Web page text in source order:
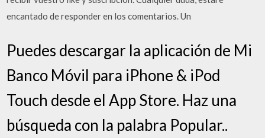
encantado de responder en los comentarios. Un
Puedes descargar la aplicación de Mi
Banco Móvil para iPhone & iPod
Touch desde el App Store. Haz una
búsqueda con la palabra Popular..